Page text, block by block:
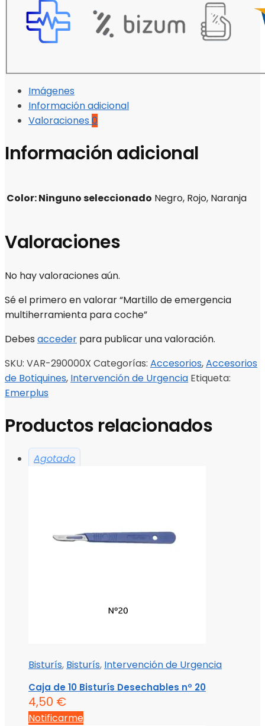
Imágenes
Información adicional
Valoraciones 0
Información adicional
Color:Ninguno seleccionado Negro, Rojo, Naranja
Valoraciones
No hay valoraciones aún.
Sé el primero en valorar “Martillo de emergencia
multiherramienta para coche”
Debes acceder para publicar una valoración.
SKU: VAR-290000X Categorías: Accesorios,Accesorios
de Botiquines, Intervención de Urgencia Etiqueta:
Emerplus
Productos relacionados
Agotado
Bisturís, Bisturís, Intervención de Urgencia
Caja de 10 Bisturís Desechables nº 20
4,50 €
Notificarme